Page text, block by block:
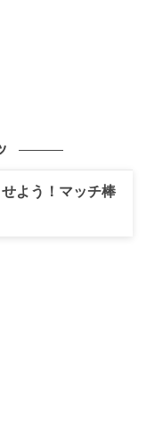
よう！マッチ棒